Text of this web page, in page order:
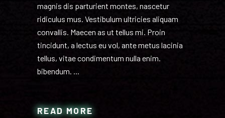
magnis dis parturient montes, nascetur
ridiculus mus. Vestibulum ultricies aliquam
convallis. Maecen as ut tellus mi. Proin
tincidunt, a lectus eu vol, ante metus lacinia
tellus, vitae condimentum nulla enim.
bibendum.
READ MORE